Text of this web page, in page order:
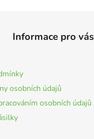
Informace pro vás
osobních údajů
osobních údajů